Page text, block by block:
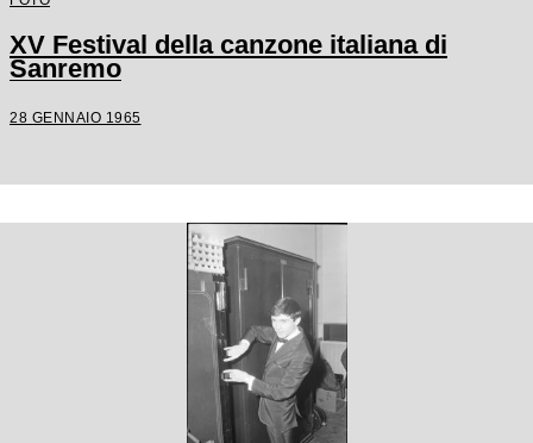
XV Festival della canzone italiana di
Sanremo
28 GENNAIO 1965